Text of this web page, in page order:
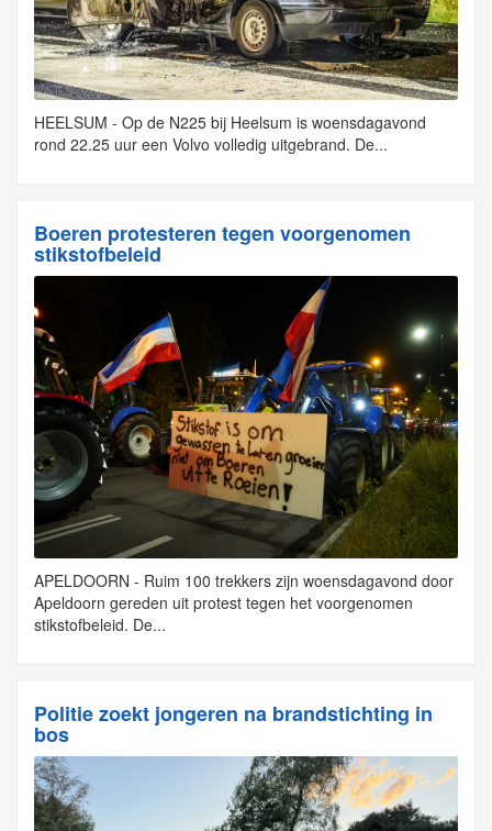
HEELSUM - Op de N225 bij Heelsum is woensdagavond
rond 22.25 uur een Volvo volledig uitgebrand. De...
Boeren protesteren tegen voorgenomen
stikstofbeleid
APELDOORN - Ruim 100 trekkers zijn woensdagavond door
Apeldoorn gereden uit protest tegen het voorgenomen
stikstofbeleid. De...
Politie zoekt jongeren na brandstichting in
bos